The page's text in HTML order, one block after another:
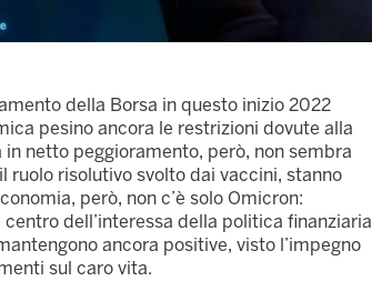
della Borsa in questo inizio 2022
pesino ancora le restrizioni dovute alla
netto peggioramento, però, non sembra
risolutivo svolto dai vaccini, stanno
però, non c’è solo Omicron:
dell’interessa della politica finanziaria
ancora positive, visto l’impegno
sul caro vita.